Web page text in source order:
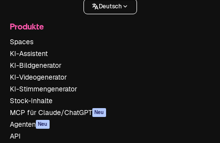
Deutsch
Produkte
Spaces
KI-Assistent
KI-Bildgenerator
KI-Videogenerator
KI-Stimmengenerator
Stock-Inhalte
MCP für Claude/ChatGPT Neu
Agenten Neu
API